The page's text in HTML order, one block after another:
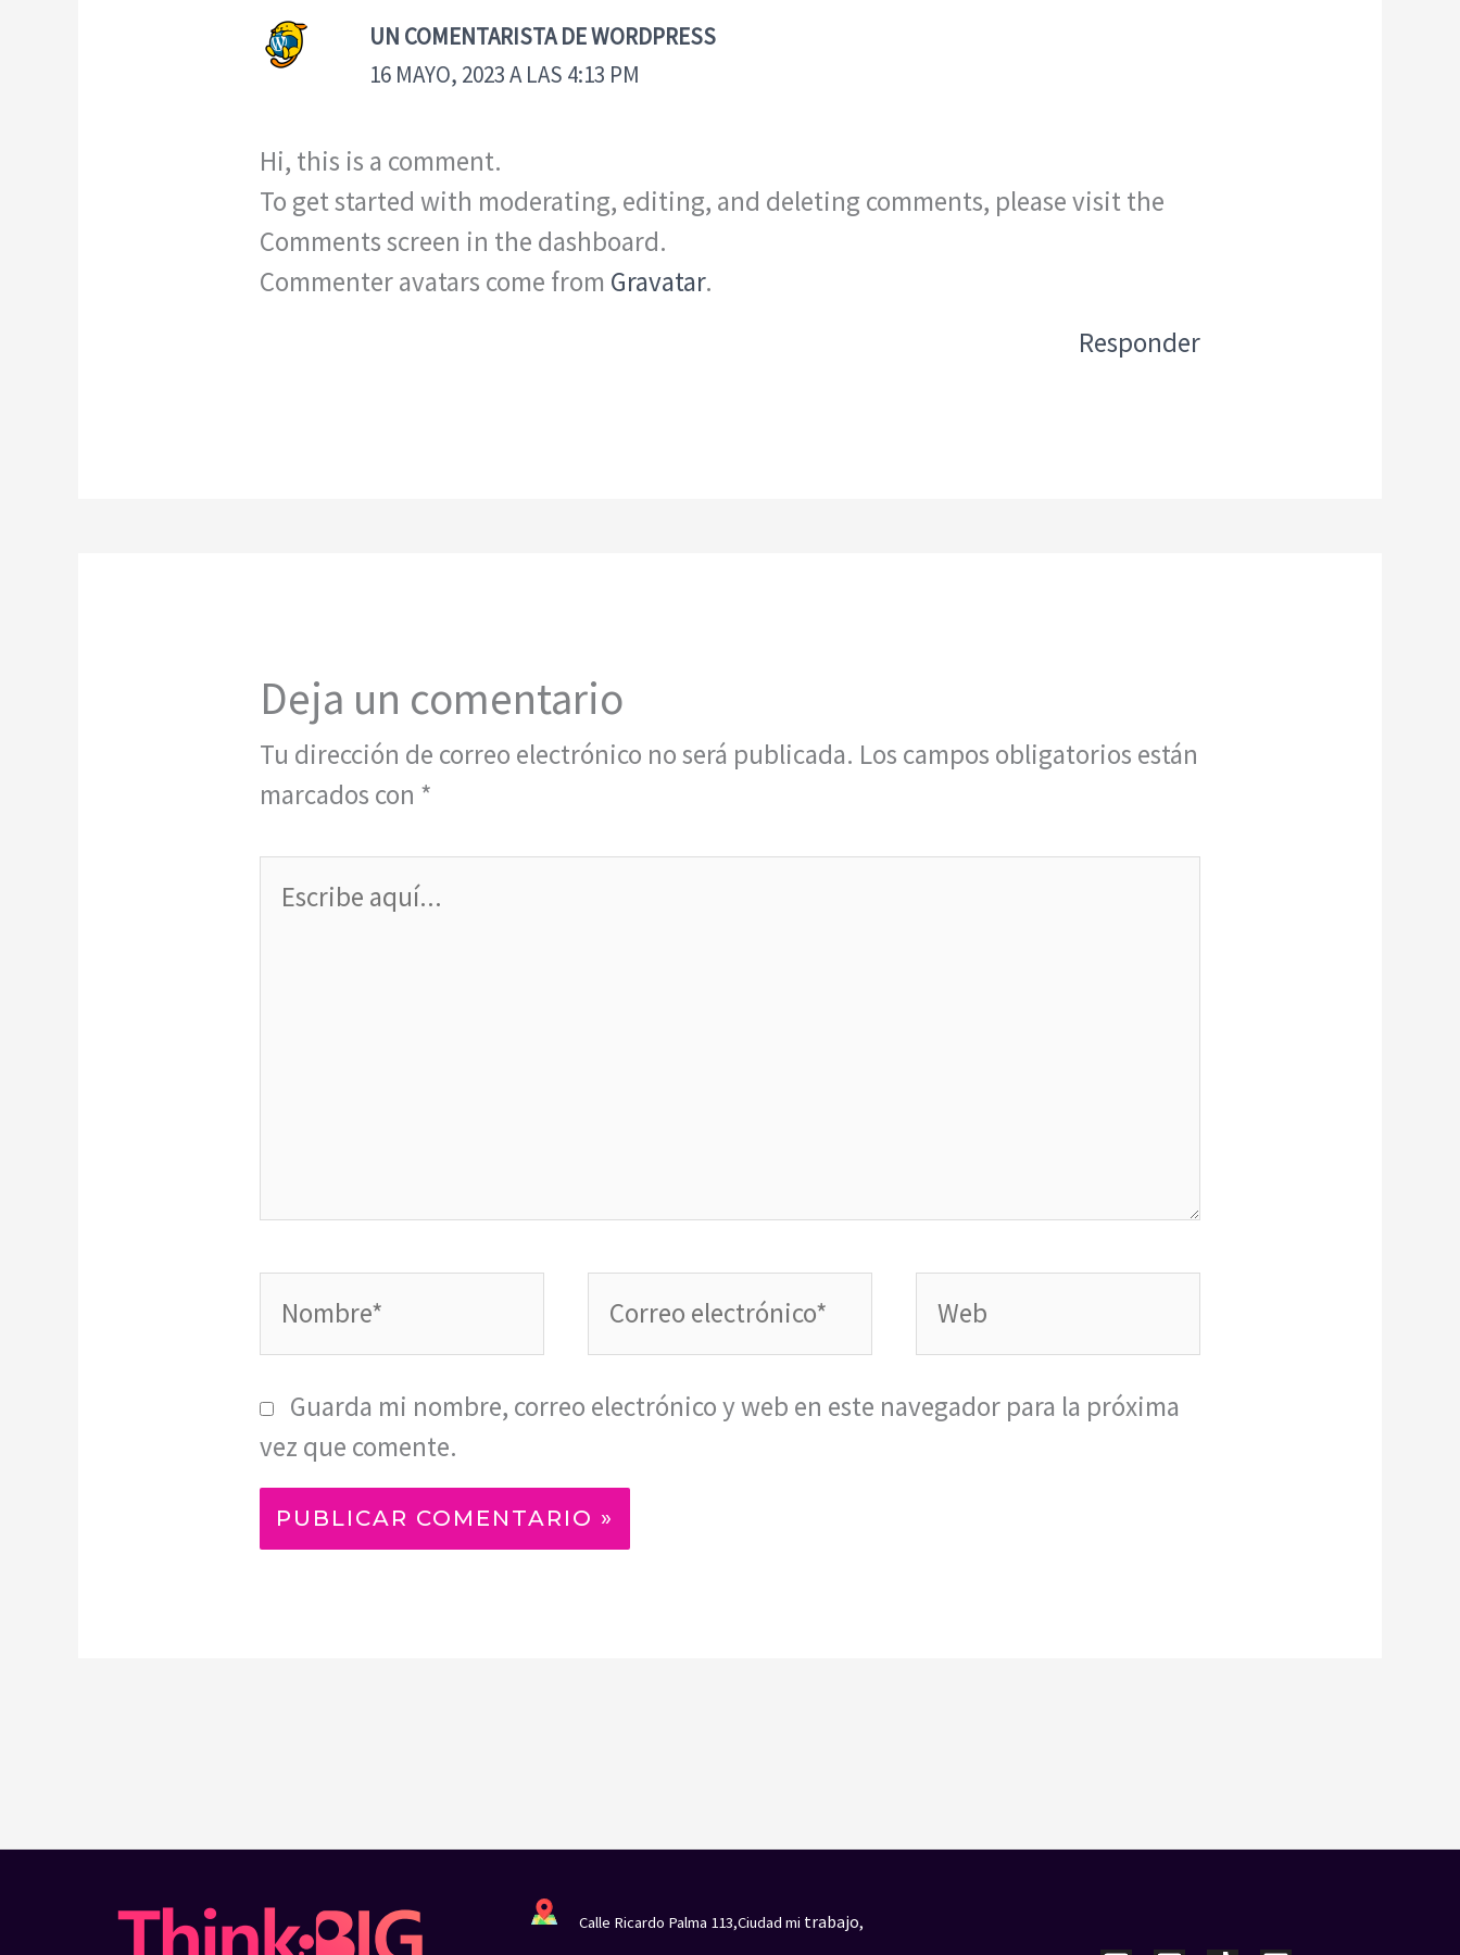
UN COMENTARISTA DE WORDPRESS
16 MAYO, 2023 A LAS 4:13 PM
Hi, this is a comment.
To get started with moderating, editing, and deleting comments, please visit the
Comments screen in the dashboard.
Commenter avatars come from Gravatar.
Responder
Deja un comentario
Tu dirección de correo electrónico no será publicada. Los campos obligatorios están
marcados con *
aquí...
electrónico*
Guarda mi nombre, correo electrónico y web en este navegador para la próxima
vez que comente.
Calle Ricardo Palma 113,Ciudad mi trabajo,